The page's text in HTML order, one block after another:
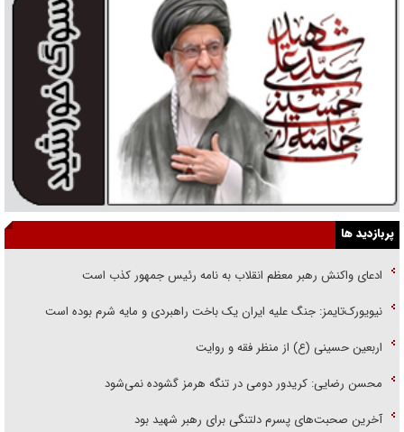
پربازدید ها
ادعای واکنش رهبر معظم انقلاب به نامه رئیس جمهور کذب است
نیویورک‌تایمز: جنگ علیه ایران یک باخت راهبردی و مایه شرم بوده است
اربعین حسینی (ع) از منظر فقه و روایت
محسن رضایی: کریدور دومی در تنگه هرمز گشوده نمی‌شود
آخرین صحبت‌های پسرم دلتنگی برای رهبر شهید بود